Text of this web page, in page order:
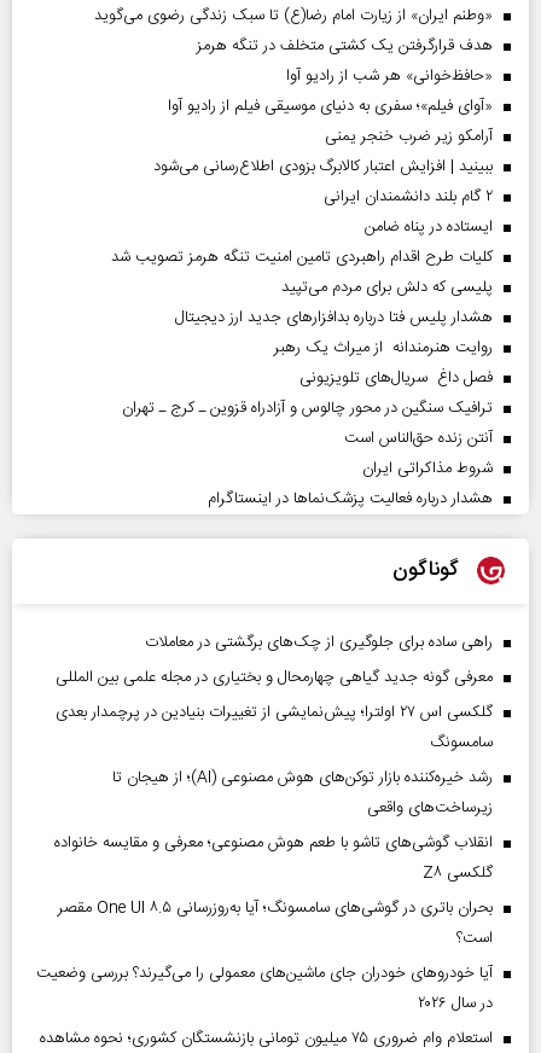
«وطنم ایران» از زیارت امام رضا(ع) تا سبک زندگی رضوی می‌گوید
هدف قرارگرفتن یک کشتی متخلف در تنگه هرمز
«حافظ‌خوانی» هر شب از رادیو آوا
«آوای فیلم»؛ سفری به دنیای موسیقی فیلم از رادیو آوا
آرامکو زیر ضرب خنجر یمنی
ببینید | افزایش اعتبار کالابرگ بزودی اطلاع‌رسانی می‌شود
۲ گام بلند دانشمندان ایرانی
ایستاده در پناه ضامن
کلیات طرح اقدام راهبردی تامین امنیت تنگه هرمز تصویب شد
پلیسی که دلش برای مردم می‌تپید
هشدار پلیس فتا درباره بدافزار‌های جدید ارز دیجیتال
روایت هنرمندانه از میراث یک رهبر
فصل داغ سریال‌های تلویزیونی
ترافیک سنگین در محور چالوس و آزادراه قزوین ـ کرج ـ تهران
آنتن زنده حق‌الناس است
شروط مذاکراتی ایران
هشدار درباره فعالیت پزشک‌نما‌ها در اینستاگرام
گوناگون
راهی ساده برای جلوگیری از چک‌های برگشتی در معاملات
معرفی گونه جدید گیاهی چهارمحال و بختیاری در مجله علمی بین المللی
گلکسی اس ۲۷ اولترا؛ پیش‌نمایشی از تغییرات بنیادین در پرچمدار بعدی
سامسونگ
رشد خیره‌کننده بازار توکن‌های هوش مصنوعی (AI)؛ از هیجان تا
زیرساخت‌های واقعی
انقلاب گوشی‌های تاشو‌ با طعم هوش مصنوعی؛ معرفی و مقایسه خانواده
گلکسی Z۸
بحران باتری در گوشی‌های سامسونگ؛ آیا به‌روزرسانی One UI ۸.۵ مقصر
است؟
آیا خودروهای خودران جای ماشین‌های معمولی را می‌گیرند؟ بررسی وضعیت
در سال ۲۰۲۶
استعلام وام ضروری ۷۵ میلیون تومانی بازنشستگان کشوری؛ نحوه مشاهده